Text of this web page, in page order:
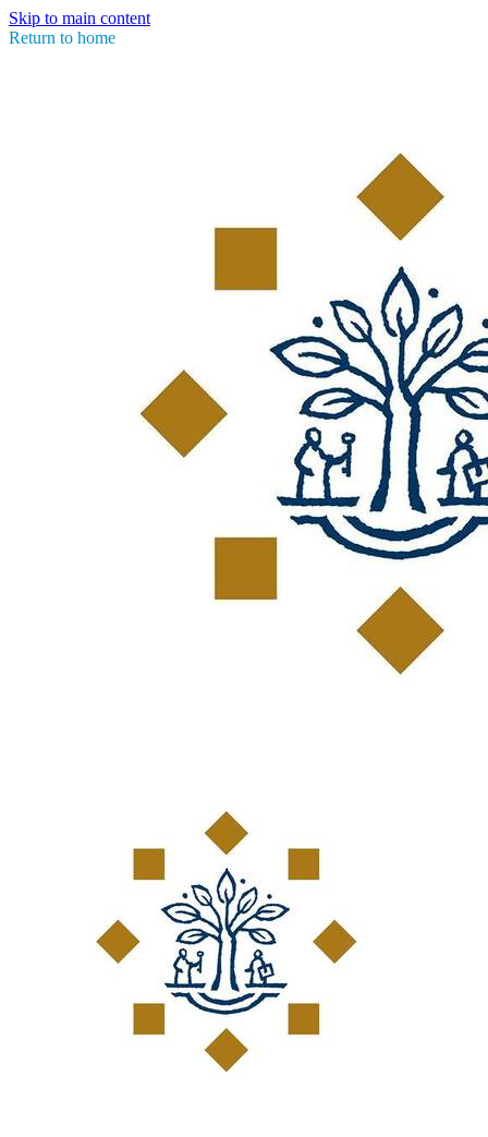
Skip to main content
Return to home